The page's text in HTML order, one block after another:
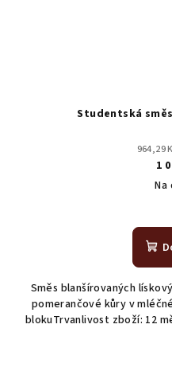
Studentská
964,29
1
Na
Směs blanšírovaných
pomerančové kůry v
blokuTrvanlivost zboží: 12